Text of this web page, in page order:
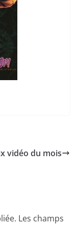
vidéo du mois
Les champs